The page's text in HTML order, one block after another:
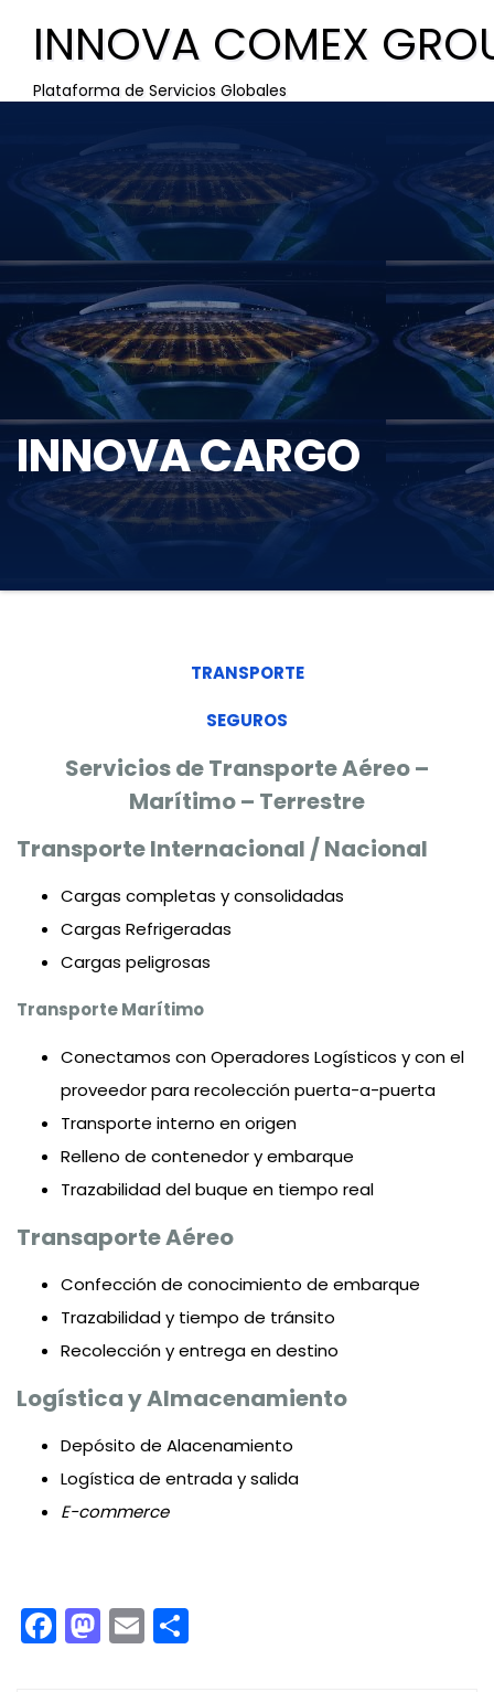
INNOVA COMEX
Plataforma de Servicios Globales
INNOVA CARGO
TRANSPORTE
SEGUROS
Servicios de Transporte Aéreo –
Marítimo – Terrestre
Transporte Internacional / Nacional
Cargas completas y consolidadas
Cargas Refrigeradas
Cargas peligrosas
Transporte Marítimo
Conectamos con Operadores Logísticos y con el
proveedor para recolección puerta-a-puerta
Transporte interno en origen
Relleno de contenedor y embarque
Trazabilidad del buque en tiempo real
Transaporte Aéreo
Confección de conocimiento de embarque
Trazabilidad y tiempo de tránsito
Recolección y entrega en destino
Logística y Almacenamiento
Depósito de Alacenamiento
Logística de entrada y salida
E-commerce
Facebook
Mastodon
Email